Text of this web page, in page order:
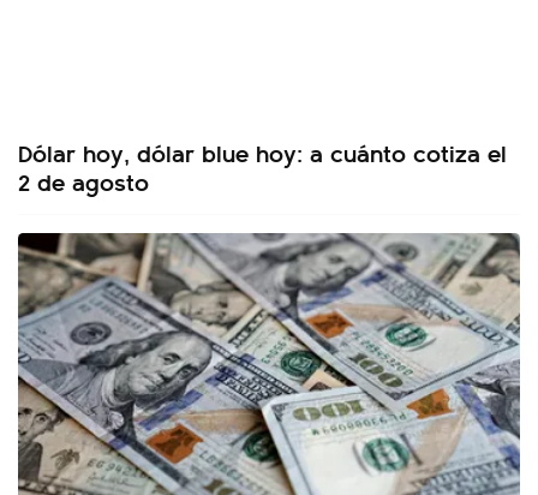
Dólar hoy, dólar blue hoy: a cuánto cotiza el
2 de agosto